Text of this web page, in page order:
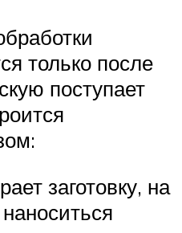
только после
поступает
заготовку, на